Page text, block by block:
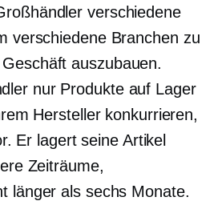
verschiedene
verschiedene Branchen zu
auszubauen.
nur Produkte auf Lager
Hersteller konkurrieren,
Er lagert seine Artikel
Zeiträume,
länger als sechs Monate.